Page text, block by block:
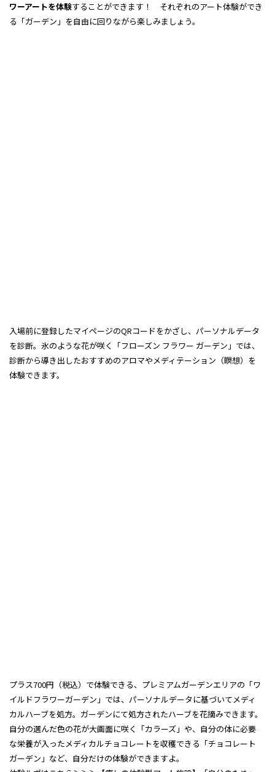
ワーアートを体験することができます！ それぞれのアート体験ができ
る「ガーデン」を自由に回りながら楽しみましょう。
入場前に登録したマイページのQRコードをかざし、パーソナルデータ
を診断。氷のような花が咲く「フローズン フラワー ガーデン」では、
診断から導き出したおすすめのアロマやメディテーション（瞑想）を
体験できます。
プラス700円（税込）で体験できる、プレミアムガーデンエリアの「ワ
イルドフラワーガーデン」では、パーソナルデータに基づいてメディ
カルハーブを処方。ガーデンにて処方されたハーブを花摘みできます。
自分の選んだ色の花が大画面に咲く「カラーズ」や、自分の体に必要
な栄養が入ったメディカルチョコレートを収穫できる「チョコレート
ガーデン」など、自分だけの体験ができますよ。